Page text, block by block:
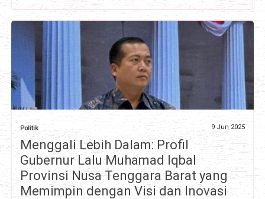
Politik 9 Jun 2025
Menggali Lebih Dalam: Profil
Gubernur Lalu Muhamad Iqbal
Provinsi Nusa Tenggara Barat yang
Memimpin dengan Visi dan Inovasi